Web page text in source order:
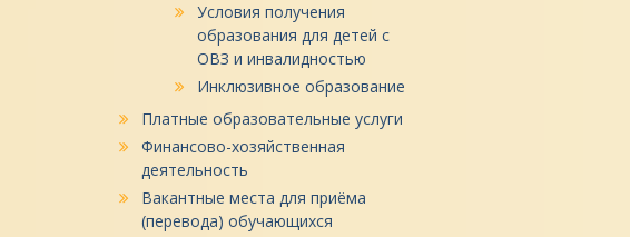
Условия получения
образования для детей с
ОВЗ и инвалидностью
Инклюзивное образование
Платные образовательные услуги
Финансово-хозяйственная
деятельность
Вакантные места для приёма
(перевода) обучающихся